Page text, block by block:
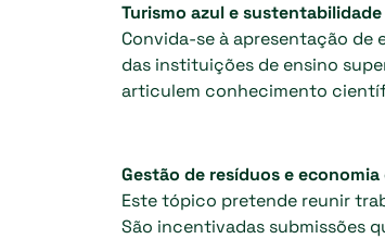
Turismo azul e
Convida-se à apresentação
das instituições de ensino
articulem conhecimento
Gestão de resíduos e
Este tópico pretende reunir
São incentivadas submissões